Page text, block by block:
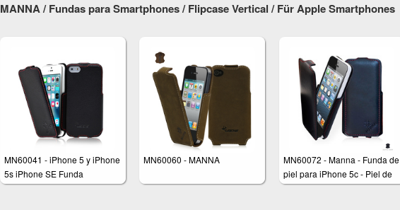
MANNA / Fundas para Smartphones / Flipcase Vertical / Für Apple Smartphones
MN60041 - iPhone 5 y iPhone
5s iPhone SE Funda
ultradelgada de piel
MN60060 - MANNA
MN60072 - Manna - Funda de
piel para iPhone 5c - Piel de
napa - Color negro - Diseño